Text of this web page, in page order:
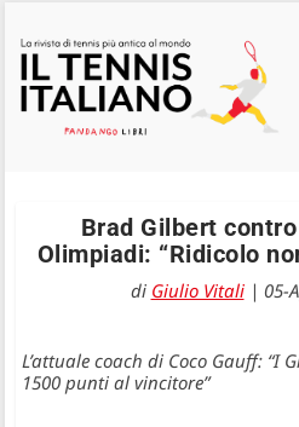
Brad Gilbert
Olimpiadi: “Ridicolo
di Giulio Vitali| 05-
L’attuale coach di Coco Gauff: “I
1500 punti al vincitore”